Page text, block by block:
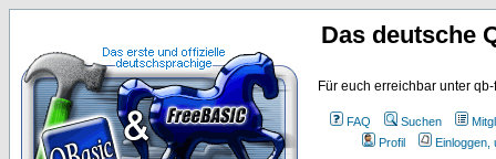
Das deutsche
Für euch erreichbar unter
FAQ Suchen
Profil
Einloggen,